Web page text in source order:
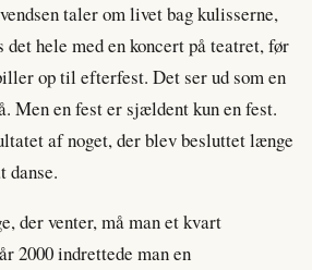
taler om livet bag kulisserne,
hele med en koncert på teatret, før
op til efterfest. Det ser ud som en
Men en fest er sjældent kun en fest.
af noget, der blev besluttet længe
danse.
der venter, må man et kvart
2000 indrettede man en